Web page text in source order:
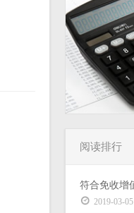
阅读排行
2019-03-05